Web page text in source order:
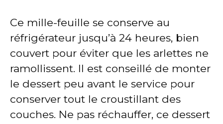
Ce mille-feuille se conserve au
réfrigérateur jusqu’à 24 heures, bien
couvert pour éviter que les arlettes ne
ramollissent. Il est conseillé de monter
le dessert peu avant le service pour
conserver tout le croustillant des
couches. Ne pas réchauffer, ce dessert